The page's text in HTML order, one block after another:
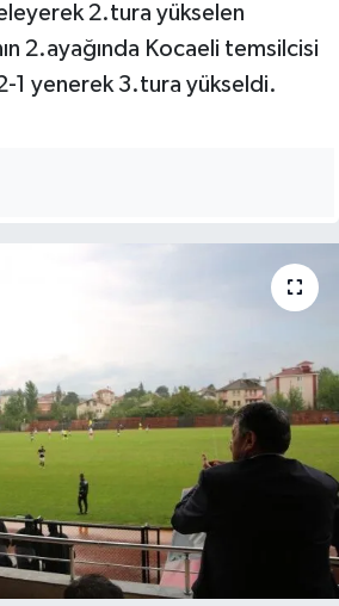
2.tura yükselen
2.ayağında Kocaeli temsilcisi
1 yenerek 3.tura yükseldi.